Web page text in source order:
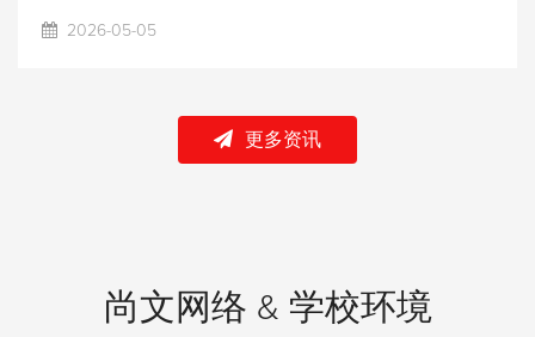
2026-05-05
更多资讯
尚文网络 & 学校环境